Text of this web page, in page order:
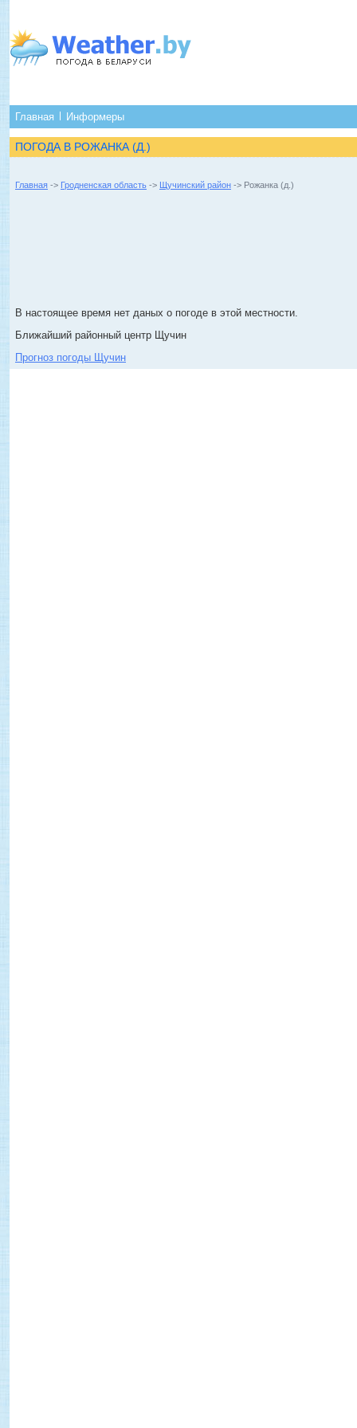
Главная Информеры
ПОГОДА В РОЖАНКА (Д.)
Главная -> Гродненская область -> Щучинский район -> Рожанка (д.)
В настоящее время нет даных о погоде в этой местности.
Ближайший районный центр Щучин
Прогноз погоды Щучин